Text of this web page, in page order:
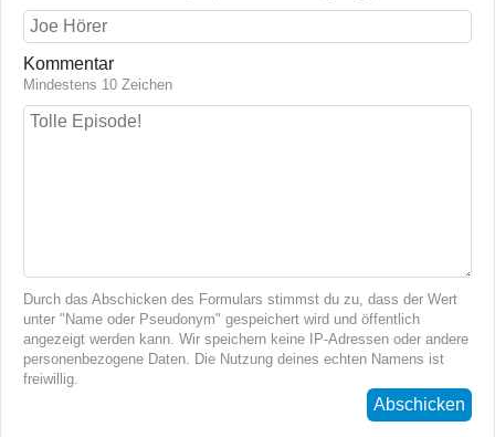
Kommentar
Mindestens 10 Zeichen
Durch das Abschicken des Formulars stimmst du zu, dass der Wert
unter "Name oder Pseudonym" gespeichert wird und öffentlich
angezeigt werden kann. Wir speichern keine IP-Adressen oder andere
personenbezogene Daten. Die Nutzung deines echten Namens ist
freiwillig.
Abschicken